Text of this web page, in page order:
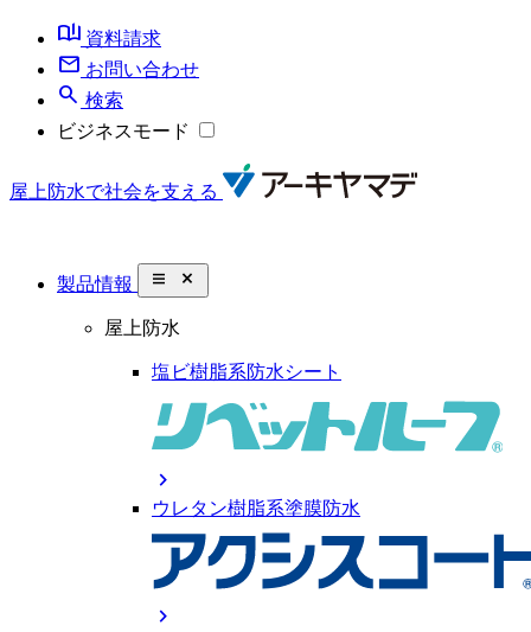
book_ribbon 資料請求
mail お問い合わせ
search 検索
ビジネスモード
屋上防水で社会を支える
製品情報 close_small
屋上防水
塩ビ樹脂系防水シート
chevron_right
ウレタン樹脂系塗膜防水
chevron_right